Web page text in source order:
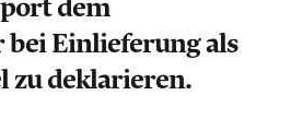
dem
bei Einlieferung als
zu deklarieren.